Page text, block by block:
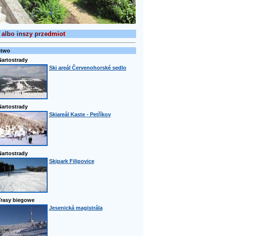
albo inszy przedmiot
Ski areál Červenohorské sedlo
Skiareál Kaste - Petříkov
Skipark Filipovice
biegowe
Jesenická magistrála